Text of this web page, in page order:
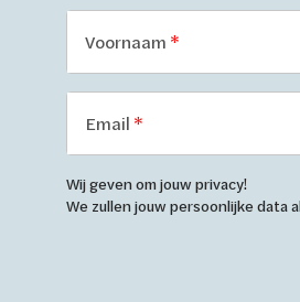
Voornaam
Email
Wij geven om jouw privacy!
We zullen jouw persoonlijke